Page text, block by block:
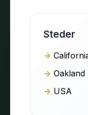
Steder
Oakland
USA